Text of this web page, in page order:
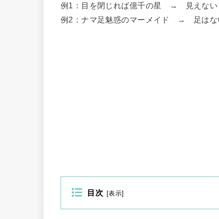
例1：目を閉じれば億千の星 → 見えない
例2：ナマ足魅惑のマーメイド → 足は
目次 [表示